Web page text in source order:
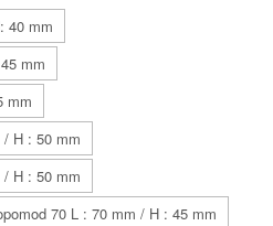
40 mm
mm
mm
H : 50 mm
H : 50 mm
70 L : 70 mm / H : 45 mm